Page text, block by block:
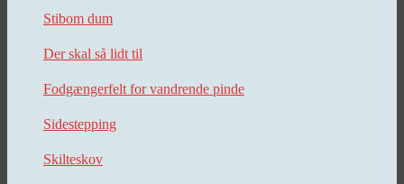
Stibom dum
Der skal så lidt til
Fodgængerfelt for vandrende pinde
Sidestepping
Skilteskov